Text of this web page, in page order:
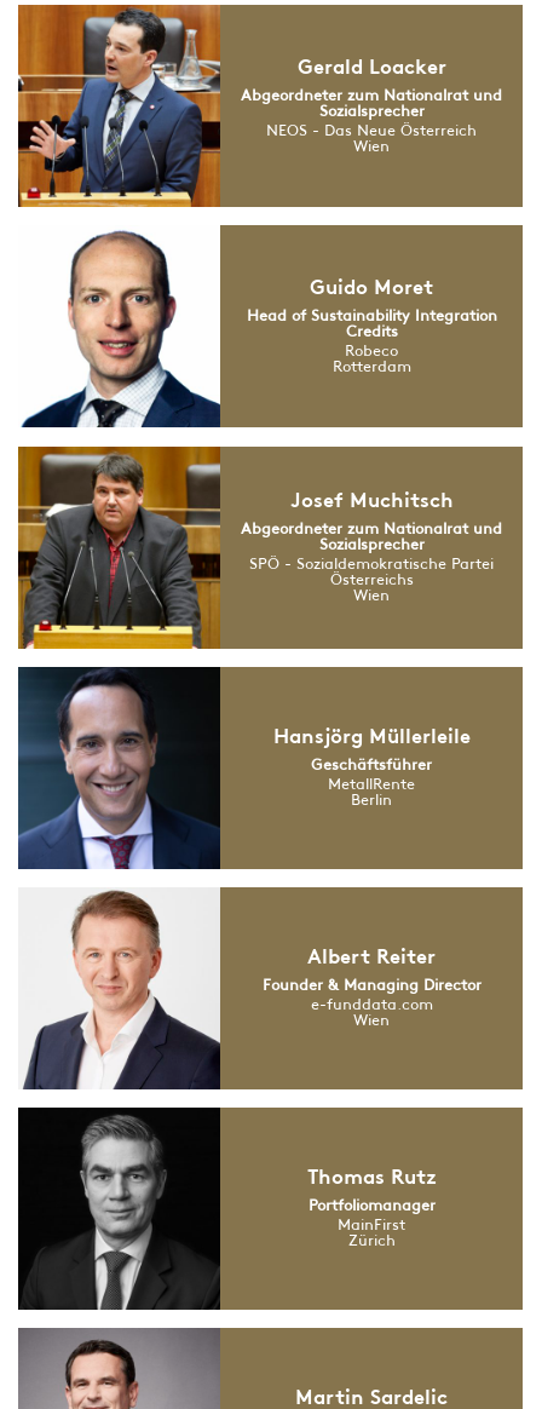
Gerald Loacker
Abgeordneter zum Nationalrat und
Sozialsprecher
NEOS - Das Neue Österreich
Wien
Guido Moret
Head of Sustainability Integration
Credits
Robeco
Rotterdam
Josef Muchitsch
Abgeordneter zum Nationalrat und
Sozialsprecher
SPÖ - Sozialdemokratische Partei
Österreichs
Wien
Hansjörg Müllerleile
Geschäftsführer
MetallRente
Berlin
Albert Reiter
Founder & Managing Director
e-funddata.com
Wien
Thomas Rutz
Portfoliomanager
MainFirst
Zürich
Martin Sardelic